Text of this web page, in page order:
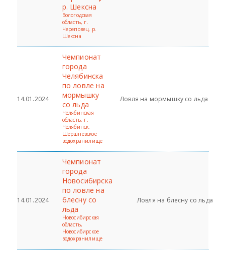
р. Шексна
Вологодская
область, г.
Череповец, р.
Шексна
14.01.2024
Чемпионат
города
Челябинска
по ловле на
мормышку
со льда
Челябинская
область, г.
Челябинск,
Шершневское
водохранилище
Ловля на мормышку со льда
14.01.2024
Чемпионат
города
Новосибирска
по ловле на
блесну со
льда
Новосибирская
область,
Новосибирское
водохранилище
Ловля на блесну со льда